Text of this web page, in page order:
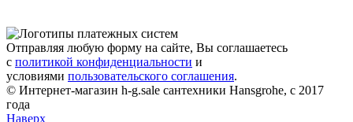
Отправляя любую форму на сайте, Вы соглашаетесь
с политикой конфиденциальности и
условиями пользовательского соглашения.
© Интернет-магазин h-g.sale сантехники Hansgrohe, с 2017
года
Наверх